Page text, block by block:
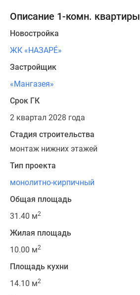
Описание 1-комн. квартиры
Новостройка
ЖК «НАЗАРÉ»
Застройщик
«Мангазея»
Срок ГК
2 квартал 2028 года
Стадия строительства
монтаж нижних этажей
Тип проекта
монолитно-кирпичный
Общая площадь
31.40 м2
Жилая площадь
10.00 м2
Площадь кухни
14.10 м2